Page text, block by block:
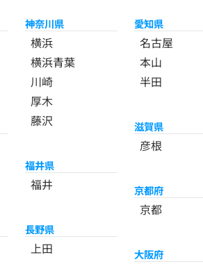
神奈川県
横浜
横浜青葉
川崎
厚木
藤沢
福井県
福井
長野県
上田
愛知県
名古屋
本山
半田
滋賀県
彦根
京都府
京都
大阪府